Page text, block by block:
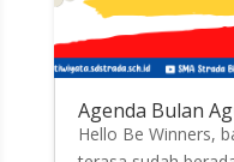
Agenda Bulan
Hello Be Winners,